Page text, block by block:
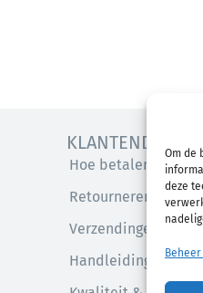
Om de
deze
KLANTENDIENST
Hoe betalen
Retourneren
Verzendingen
Handleidingen